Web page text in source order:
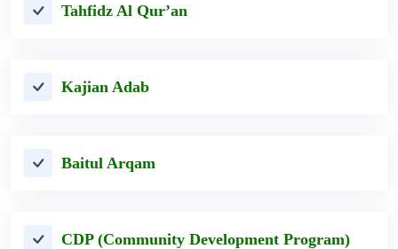
Tahfidz Al Qur’an
Kajian Adab
Baitul Arqam
CDP (Community Development Program)